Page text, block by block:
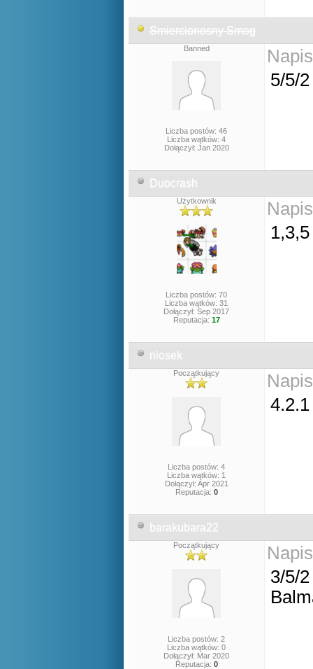
Smiercionosny Smog
Banned
Liczba postów: 46
Liczba wątków: 4
Dołączył: Jan 2020
5/5/
Duocrash
Użytkownik
Liczba postów: 70
Liczba wątków: 31
Dołączył: Sep 2017
Reputacja: 17
niosek
Początkujący
Liczba postów: 4
Liczba wątków: 1
Dołączył: Apr 2021
Reputacja: 0
barakubara22
Początkujący
Liczba postów: 2
Liczba wątków: 0
Dołączył: Mar 2020
Reputacja: 0
3/5/2